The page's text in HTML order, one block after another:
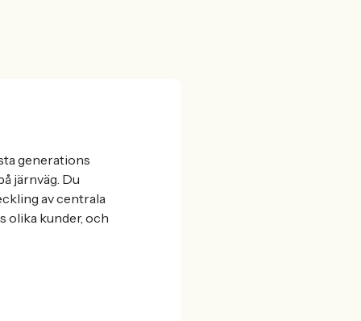
generations
järnväg. Du
av centrala
olika kunder, och